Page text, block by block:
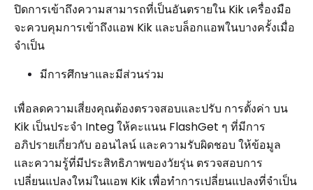
ปิดการเข้าถึงความสามารถที่เป็นอันตรายใน Kik เครื่องมือ
จะควบคุมการเข้าถึงแอพ Kik และบล็อกแอพในบางครั้งเมื่อ
จำเป็น
มีการศึกษาและมีส่วนร่วม
เพื่อลดความเสี่ยงคุณต้องตรวจสอบและปรับ การตั้งค่า บน
Kik เป็นประจำ Integ ให้คะแนน FlashGet ๆ ที่มีการ
อภิปรายเกี่ยวกับ ออนไลน์ และความรับผิดชอบ ให้ข้อมูล
และความรู้ที่มีประสิทธิภาพของวัยรุ่น ตรวจสอบการ
เปลี่ยนแปลงใหม่ในแอพ Kik เพื่อทำการเปลี่ยนแปลงที่จำเป็น